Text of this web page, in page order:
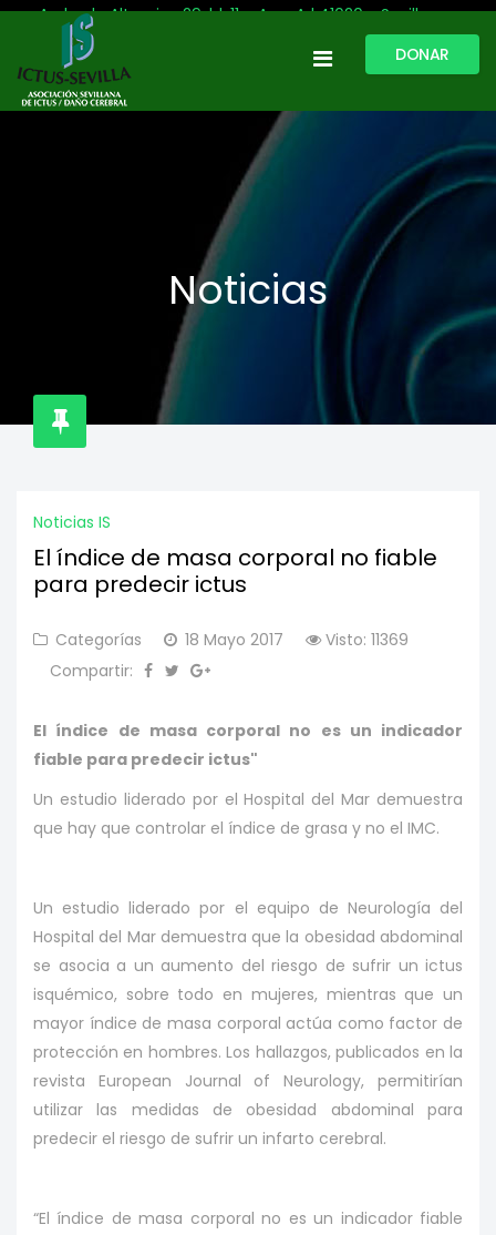
Avda. de Altamira, 29, bl. 11 – Acc. A | 41020 - Sevilla
954 513 999
ictussevilla@hotmail.com
DONAR
Noticias
Noticias IS
El índice de masa corporal no fiable
para predecir ictus
Categorías 18 Mayo 2017
Visto: 11369
Compartir:
El índice de masa corporal no es un indicador
fiable para predecir ictus"
Un estudio liderado por el Hospital del Mar demuestra
que hay que controlar el índice de grasa y no el IMC.
Un estudio liderado por el equipo de Neurología del
Hospital del Mar demuestra que la obesidad abdominal
se asocia a un aumento del riesgo de sufrir un ictus
isquémico, sobre todo en mujeres, mientras que un
mayor índice de masa corporal actúa como factor de
protección en hombres. Los hallazgos, publicados en la
revista European Journal of Neurology, permitirían
utilizar las medidas de obesidad abdominal para
predecir el riesgo de sufrir un infarto cerebral.
“El índice de masa corporal no es un indicador fiable